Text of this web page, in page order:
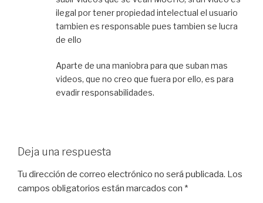
ilegal por tener propiedad intelectual el usuario
tambien es responsable pues tambien se lucra
de ello
Aparte de una maniobra para que suban mas
videos, que no creo que fuera por ello, es para
evadir responsabilidades.
Deja una respuesta
Tu dirección de correo electrónico no será publicada. Los
campos obligatorios están marcados con *